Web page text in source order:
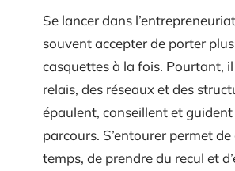
Se lancer dans
souvent accepter de porter
casquettes à la fois. Pourtant,
relais, des réseaux et des
épaulent, conseillent et guident
parcours. S’entourer permet
temps, de prendre du recul et